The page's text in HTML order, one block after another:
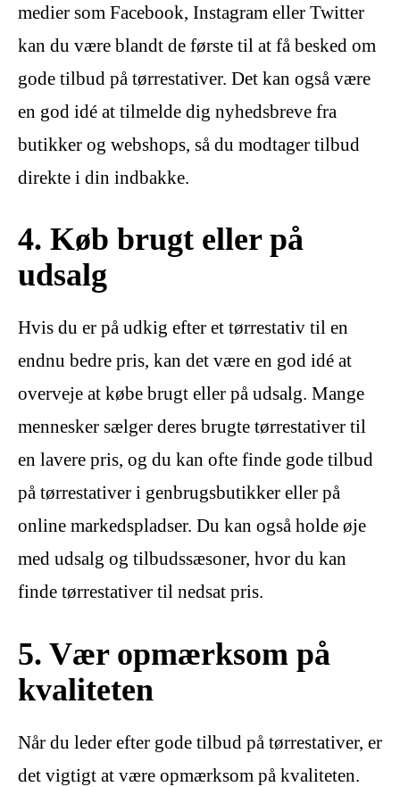
medier som Facebook, Instagram eller Twitter
kan du være blandt de første til at få besked om
gode tilbud på tørrestativer. Det kan også være
en god idé at tilmelde dig nyhedsbreve fra
butikker og webshops, så du modtager tilbud
direkte i din indbakke.
4. Køb brugt eller på
udsalg
Hvis du er på udkig efter et tørrestativ til en
endnu bedre pris, kan det være en god idé at
overveje at købe brugt eller på udsalg. Mange
mennesker sælger deres brugte tørrestativer til
en lavere pris, og du kan ofte finde gode tilbud
på tørrestativer i genbrugsbutikker eller på
online markedspladser. Du kan også holde øje
med udsalg og tilbudssæsoner, hvor du kan
finde tørrestativer til nedsat pris.
5. Vær opmærksom på
kvaliteten
Når du leder efter gode tilbud på tørrestativer, er
det vigtigt at være opmærksom på kvaliteten.